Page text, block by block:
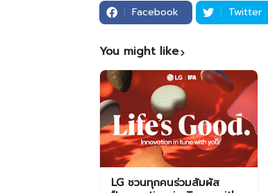
Facebook Twitter
You might like
LG ชวนทุกคนร่วมสัมผัส